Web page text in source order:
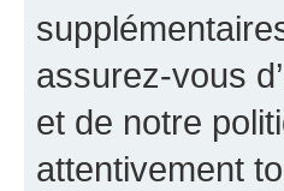
assurez-vous
et de notre
attentivement